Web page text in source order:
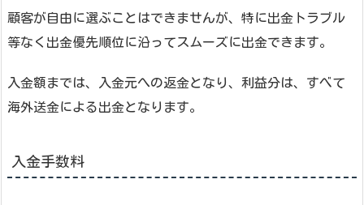
顧客が自由に選ぶことはできませんが、特に出金トラブル
等なく出金優先順位に沿ってスムーズに出金できます。
入金額までは、入金元への返金となり、利益分は、すべて
海外送金による出金となります。
入金手数料